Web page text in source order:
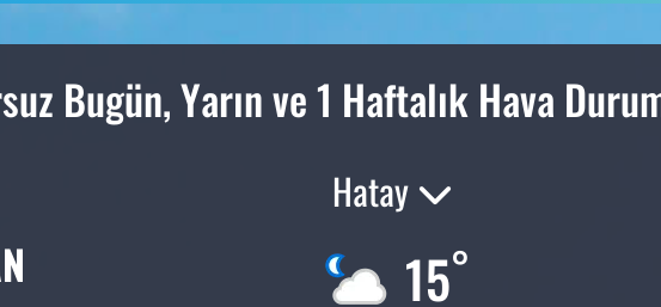
Bugün, Yarın ve 1 Haftalık Hava
Hatay
15°